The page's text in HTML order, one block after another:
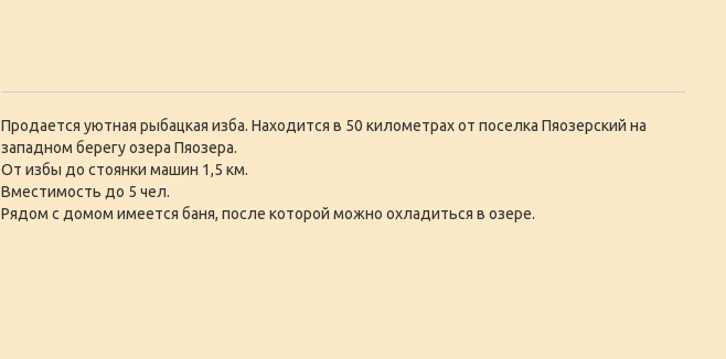
Продается уютная рыбацкая изба. Находится в 50 километрах от поселка Пяозерский на
западном берегу озера Пяозера.
От избы до стоянки машин 1,5 км.
Вместимость до 5 чел.
Рядом с домом имеется баня, после которой можно охладиться в озере.